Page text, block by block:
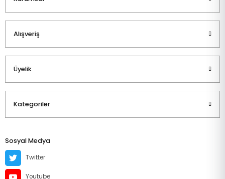
Alışveriş
Üyelik
Kategoriler
Sosyal Medya
Twitter
Youtube